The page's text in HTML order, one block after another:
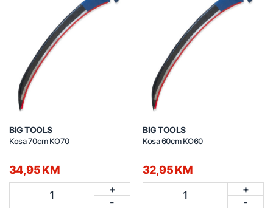
BIG TOOLS
Kosa 70cm KO70
34,95 KM
1
+
-
BIG TOOLS
Kosa 60cm KO60
32,95 KM
1
+
-